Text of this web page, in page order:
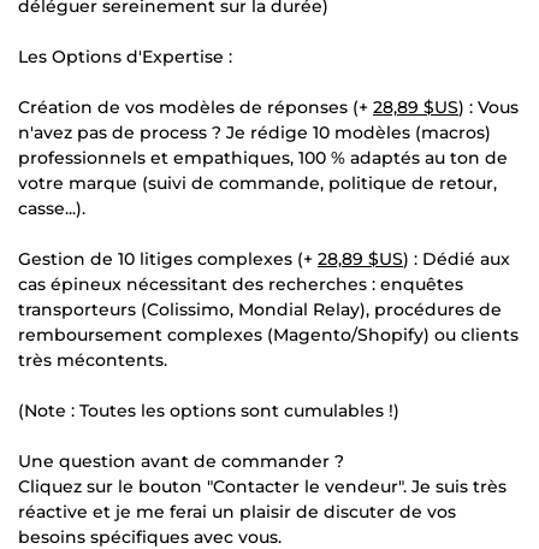
déléguer sereinement sur la durée)
Les Options d'Expertise :
Création de vos modèles de réponses (+ 28,89 $US) : Vous
n'avez pas de process ? Je rédige 10 modèles (macros)
professionnels et empathiques, 100 % adaptés au ton de
votre marque (suivi de commande, politique de retour,
casse...).
Gestion de 10 litiges complexes (+ 28,89 $US) : Dédié aux
cas épineux nécessitant des recherches : enquêtes
transporteurs (Colissimo, Mondial Relay), procédures de
remboursement complexes (Magento/Shopify) ou clients
très mécontents.
(Note : Toutes les options sont cumulables !)
Une question avant de commander ?
Cliquez sur le bouton "Contacter le vendeur". Je suis très
réactive et je me ferai un plaisir de discuter de vos
besoins spécifiques avec vous.